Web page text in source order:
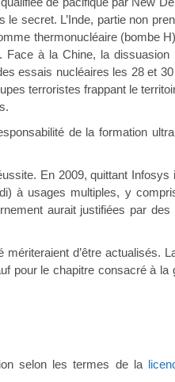
secret. L’Inde, partie non
thermonucléaire (bombe
à la Chine, la dissuasion
essais nucléaires les 28 et
terroristes frappant le
de la formation
En 2009, quittant Infosys
à usages multiples, y
aurait justifiées par
d’être actualisés.
pour le chapitre consacré à la
selon les termes de la